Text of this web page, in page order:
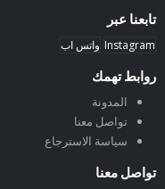
تابعنا عبر
Instagram واتس اب
روابط تهمك
المدونة
تواصل معنا
سياسة الاسترجاع
تواصل معنا